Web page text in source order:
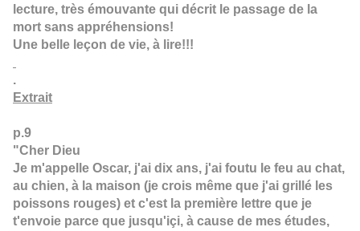
lecture, très émouvante qui décrit le passage de la
mort sans appréhensions!
Une belle leçon de vie, à lire!!!
.
Extrait
p.9
"Cher Dieu
Je m'appelle Oscar, j'ai dix ans, j'ai foutu le feu au chat,
au chien, à la maison (je crois même que j'ai grillé les
poissons rouges) et c'est la première lettre que je
t'envoie parce que jusqu'içi, à cause de mes études,